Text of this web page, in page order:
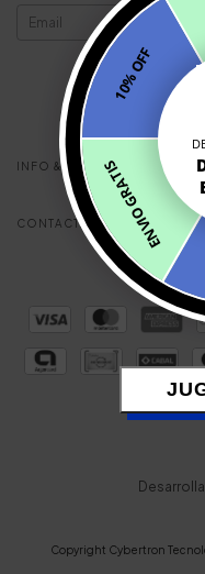
INFO & AYUDA
CONTACTÁNOS
Copyright Cybertron
ENVIO GRATIS
10% OFF